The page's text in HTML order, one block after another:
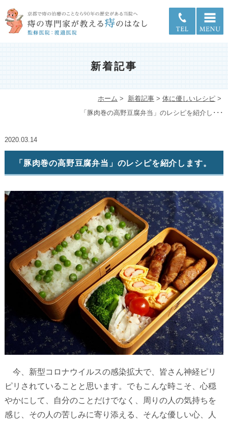
新着記事
ホーム > 新着記事 >体に優しいレシピ >
「豚肉巻の高野豆腐弁当」のレシピを紹介し･･･
2020.03.14
「豚肉巻の高野豆腐弁当」のレシピを紹介します。
今、新型コロナウイルスの感染拡大で、皆さん神経ピリ
ピリされていることと思います。でもこんな時こそ、心穏
やかにして、自分のことだけでなく、周りの人の気持ちを
感じ、その人の苦しみに寄り添える、そんな優しい心、人